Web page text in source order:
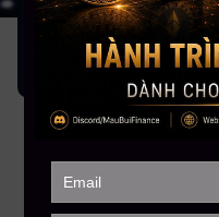
10
Buổi học Live